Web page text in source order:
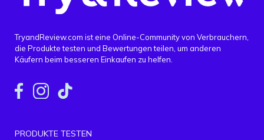
TryandReview.com ist eine Online-Community von Verbrauchern,
die Produkte testen und Bewertungen teilen, um anderen
Käufern beim besseren Einkaufen zu helfen.
PRODUKTE TESTEN